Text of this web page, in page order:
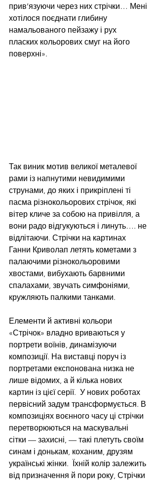
прив’язуючи через них стрічки… Мені
хотілося поєднати глибину
намальованого пейзажу і рух
пласких кольорових смуг на його
поверхні».
Так виник мотив великої металевої
рами із напнутими невидимими
струнами, до яких і прикріплені ті
пасма різнокольорових стрічок, які
вітер кличе за собою на привілля, а
вони радо відгукуються і линуть…. не
відлітаючи. Стрічки на картинах
Ганни Криволап летять кометами з
палаючими різнокольоровими
хвостами, вибухають барвними
спалахами, звучать симфоніями,
Елементи й активні кольори
«Стрічок» владно вриваються у
портрети воїнів, динамізуючи
композиції. На виставці поруч із
портретами експонована низка не
лише відомих, а й кілька нових
картин із цієї серії.  У нових роботах
первісний задум трансформується. В
композиціях воєнного часу ці стрічки
перетворюються на маскувальні
сітки — захисні, — такі плетуть своїм
синам і донькам, коханим, друзям
українські жінки.  Їхній колір залежить
від призначення й пори року, Стрічки